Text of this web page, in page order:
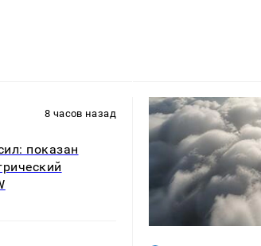
8 часов назад
показан